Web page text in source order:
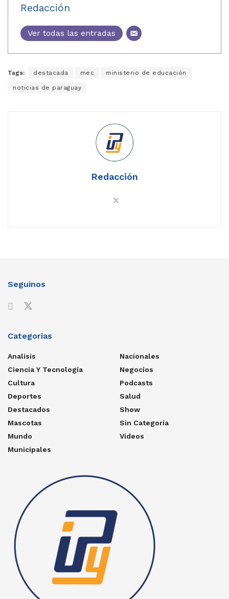
Redacción
Ver todas las entradas
Tags: destacada mec ministerio de educación
noticias de paraguay
Redacción
Seguinos
Categorias
Analisis
Ciencia Y Tecnología
Cultura
Deportes
Destacados
Mascotas
Mundo
Municipales
Nacionales
Negocios
Podcasts
Salud
Show
Sin Categoría
Videos